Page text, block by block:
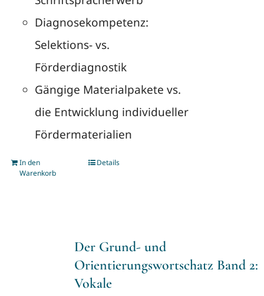
Diagnosekompetenz:
Selektions- vs.
Förderdiagnostik
Gängige Materialpakete vs.
die Entwicklung individueller
Fördermaterialien
In den
Warenkorb
Details
Der Grund- und
Orientierungswortschatz Band 2:
Vokale